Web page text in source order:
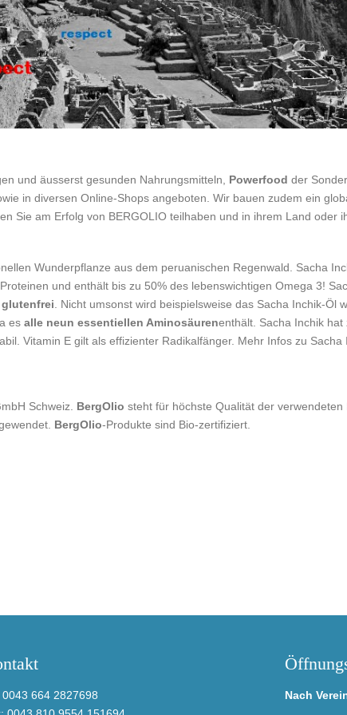
und äusserst gesunden Nahrungsmitteln, Powerfood der
in diversen Online-Shops angeboten. Wir bauen zudem ein
Sie am Erfolg von BERGOLIO teilhaben und in ihrem Land oder
Wunderpflanze aus dem peruanischen Regenwald. Sacha
und enthält bis zu 50% des lebenswichtigen Omega 3!
glutenfrei. Nicht umsonst wird beispielsweise das Sacha Inchik-Öl
es alle neun essentiellen Aminosäurenenthält. Sacha Inchik
Vitamin E gilt als effizienter Radikalfänger. Mehr Infos zu Sacha
Schweiz. BergOlio steht für höchste Qualität der
BergOlio-Produkte sind Bio-zertifiziert.
0043 664 2827698
Nach